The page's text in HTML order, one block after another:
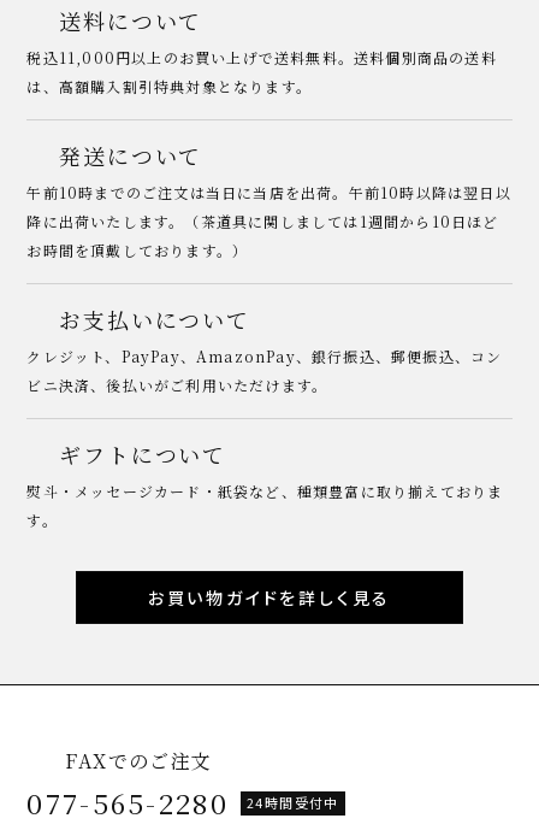
送料について
税込11,000円以上のお買い上げで送料無料。送料個別商品の送料
は、高額購入割引特典対象となります。
発送について
午前10時までのご注文は当日に当店を出荷。午前10時以降は翌日以
降に出荷いたします。（茶道具に関しましては1週間から10日ほど
お時間を頂戴しております。）
お支払いについて
クレジット、PayPay、AmazonPay、銀行振込、郵便振込、コン
ビニ決済、後払いがご利用いただけます。
ギフトについて
熨斗・メッセージカード・紙袋など、種類豊富に取り揃えておりま
す。
お買い物ガイドを詳しく見る
FAXでのご注文
077-565-2280 24時間受付中